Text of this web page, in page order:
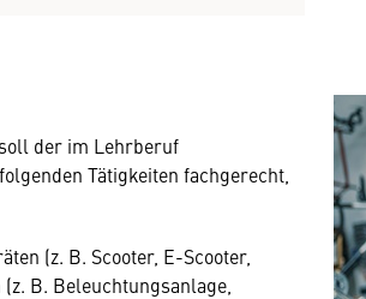
der im Lehrberuf
Tätigkeiten fachgerecht,
(z. B. Scooter, E-Scooter,
B. Beleuchtungsanlage,